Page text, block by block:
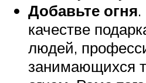
Добавьте огня
качестве
людей,
занимающихся